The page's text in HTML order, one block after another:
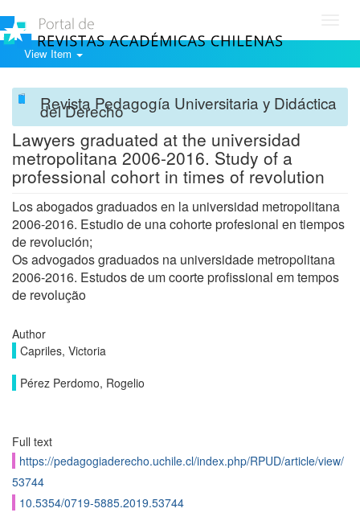
View Item
Revista Pedagogía Universitaria y Didáctica
del Derecho
Lawyers graduated at the universidad
metropolitana 2006-2016. Study of a
professional cohort in times of revolution
Los abogados graduados en la universidad metropolitana
2006-2016. Estudio de una cohorte profesional en tiempos
de revolución;
Os advogados graduados na universidade metropolitana
2006-2016. Estudos de um coorte profissional em tempos
de revolução
Author
Capriles, Victoria
Pérez Perdomo, Rogelio
Full text
https://pedagogiaderecho.uchile.cl/index.php/RPUD/article/view/
53744
10.5354/0719-5885.2019.53744